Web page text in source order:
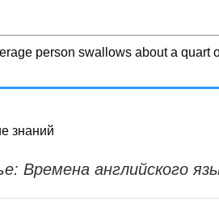
person swallows about a quart
знаний
Времена английского